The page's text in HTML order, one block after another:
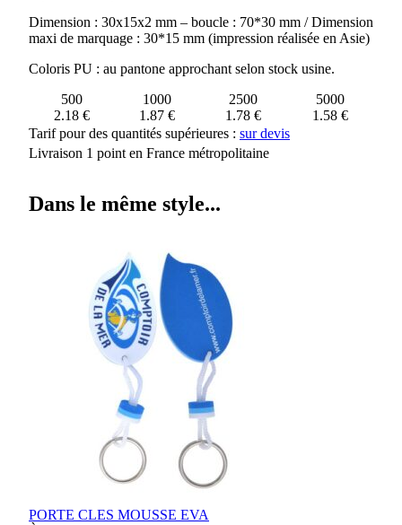
Dimension : 30x15x2 mm – boucle : 70*30 mm / Dimension
maxi de marquage : 30*15 mm (impression réalisée en Asie)
Coloris PU : au pantone approchant selon stock usine.
500
1000 2500
5000
2.18 €
1.87 € 1.78 €
1.58 €
Tarif pour des quantités supérieures : sur devis
Livraison 1 point en France métropolitaine
Dans le même style...
PORTE CLES MOUSSE EVA